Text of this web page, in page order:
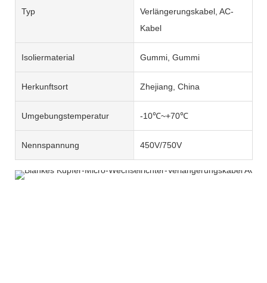
Typ
Verlängerungskabel, AC-
Kabel
Isoliermaterial Gummi, Gummi
Herkunftsort Zhejiang, China
Umgebungstemperatur -10℃~+70℃
Nennspannung 450V/750V